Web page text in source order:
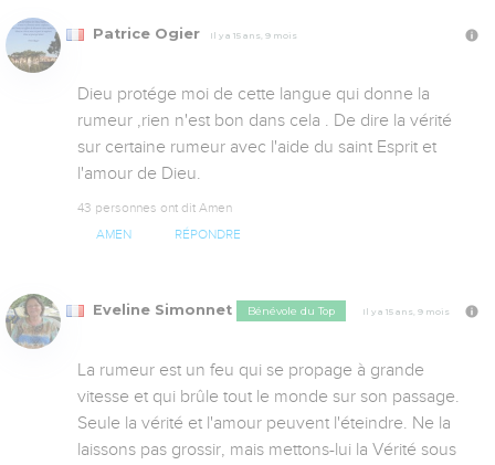
Patrice Ogier Il y a 15 ans, 9 mois
Dieu protége moi de cette langue qui donne la
rumeur ,rien n'est bon dans cela . De dire la vérité
sur certaine rumeur avec l'aide du saint Esprit et
l'amour de Dieu.
43 personnes ont dit Amen
AMEN RÉPONDRE
Eveline Simonnet Bénévole du Top Il y a 15 ans, 9 mois
La rumeur est un feu qui se propage à grande
vitesse et qui brûle tout le monde sur son passage.
Seule la vérité et l'amour peuvent l'éteindre. Ne la
laissons pas grossir, mais mettons-lui la Vérité sous